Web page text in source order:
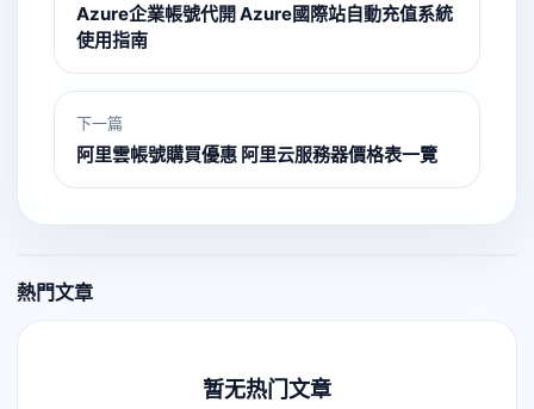
Azure企業帳號代開 Azure國際站自動充值系統
使用指南
下一篇
阿里雲帳號購買優惠 阿里云服務器價格表一覽
熱門文章
暂无热门文章